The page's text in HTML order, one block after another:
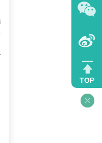
TOP